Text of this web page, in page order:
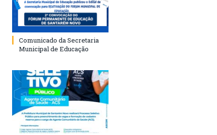
Comunicado da Secretaria
Municipal de Educação